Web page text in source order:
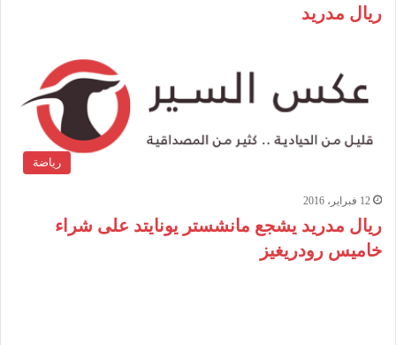
ريال مدريد
رياضة
12 فبراير، 2016
ريال مدريد يشجع مانشستر يونايتد على شراء
خاميس رودريغيز